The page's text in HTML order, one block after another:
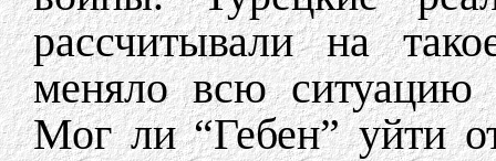
рассчитывали на
меняло всю
Мог ли “Гебен” уйти